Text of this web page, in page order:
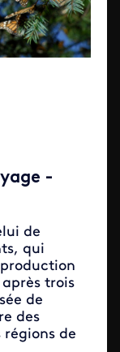
-
de
qui
après trois
de
des
de